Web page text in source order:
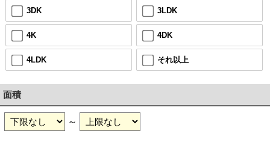
3DK 3LDK
4K 4DK
4LDK それ以上
面積
～